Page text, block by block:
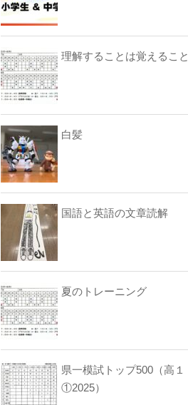
理解することは覚えること
白髪
国語と英語の文章読解
夏のトレーニング
県一模試トップ500（高１
①2025）